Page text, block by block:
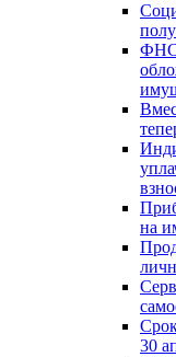
ФНС
на
30